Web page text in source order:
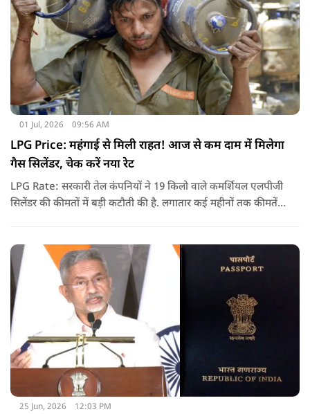
01 Jul, 2026 09:56 AM
LPG Price: महंगाई से मिली राहत! आज से कम दाम में मिलेगा
गैस सिलेंडर, चेक करें नया रेट
LPG Rate: सरकारी तेल कंपनियों ने 19 किलो वाले कमर्शियल एलपीजी
सिलेंडर की कीमतों में बड़ी कटौती की है. लगातार कई महीनों तक कीमतें
25 Jun, 2026 12:03 PM